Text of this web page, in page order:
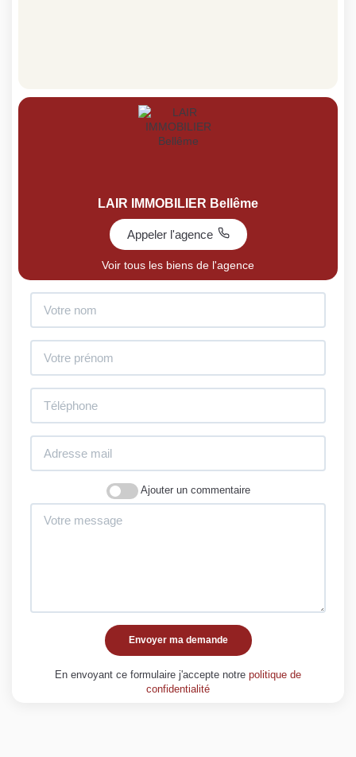
LAIR IMMOBILIER Bellême
Appeler l'agence
Voir tous les biens de l'agence
Ajouter un commentaire
Envoyer ma demande
En envoyant ce formulaire j'accepte notre politique de
confidentialité